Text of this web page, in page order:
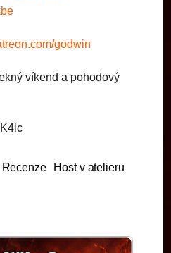
godwin
víkend a pohodový
Host v atelieru